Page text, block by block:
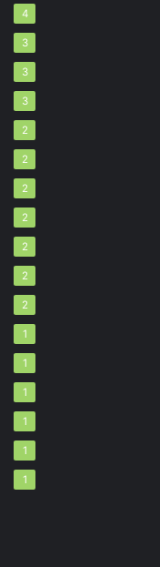
4
3
3
3
2
2
2
2
2
2
2
1
1
1
1
1
1